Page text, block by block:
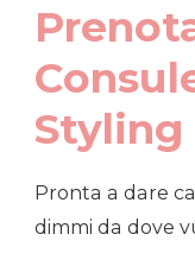
Styling
Pronta a dare
dimmi da dove